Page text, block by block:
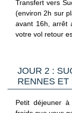
Transfert vers
(environ 2h sur
avant 16h, arrêt
votre vol retour
Suomu a su
le cercle
tout comme la
qui fascine les
pistes faciles
JOUR 2 :
RENNES ET
Petit déjeuner à